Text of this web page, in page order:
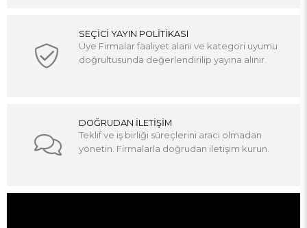
SEÇİCİ YAYIN POLİTİKASI
Üye Firmalar faaliyet alanı ve kategori uyumu
doğrultusunda değerlendirilip yayına alınır.
DOĞRUDAN İLETİŞİM
Teklif ve iş birliği süreçlerini aracı olmadan
yönetin. Firmalarla doğrudan iletişim kurun.